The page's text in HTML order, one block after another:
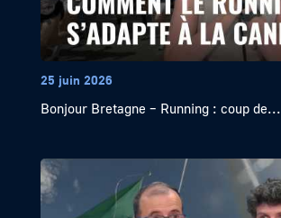
25 juin 2026
Bonjour Bretagne – Running : coup de...